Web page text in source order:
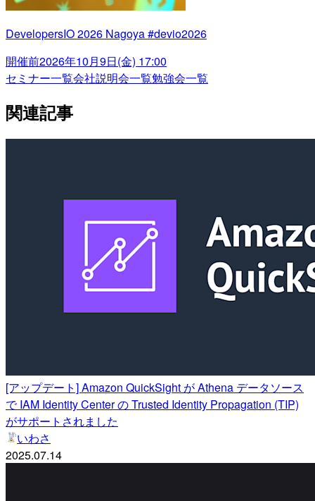
DevelopersIO 2026 Nagoya #devio2026
開催前2026年10月9日(金) 17:00
セミナー一覧会社説明会一覧勉強会一覧
関連記事
[アップデート] Amazon QuickSight が Athena データソース
で IAM Identity Center の Trusted Identity Propagation (TIP)
がサポートされました
いわさ
2025.07.14